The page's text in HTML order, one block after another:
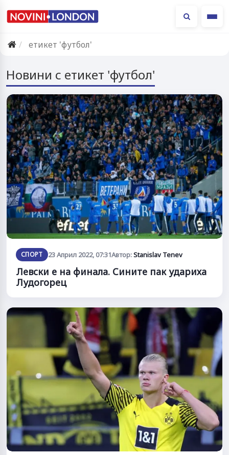
етикет 'футбол'
Новини с етикет 'футбол'
СПОРТ 23 Април 2022, 07:31Автор:Stanislav Tenev
Левски е на финала. Сините пак удариха
Лудогорец